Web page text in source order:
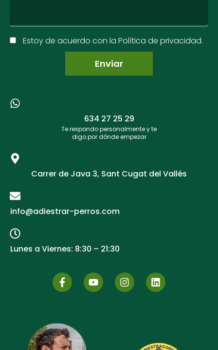
Estoy de acuerdo con la Política de privacidad.
634 27 25 29​
Te respondo personalmente y te
digo por dónde empezar
Carrer de Java 3, Sant Cugat del Vallés
info@adiestrar-perros.com
Lunes a Viernes: 8:30 – 21:30